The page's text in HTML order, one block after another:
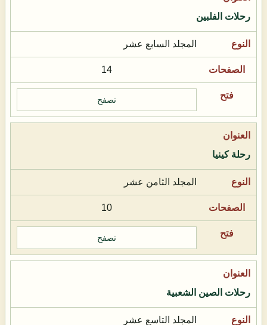
رحلات الفلبين
المجلد السابع عشر
14
تصفح
رحلة كينيا
المجلد الثامن عشر
10
تصفح
رحلات الصين الشعبية
المجلد التاسع عشر